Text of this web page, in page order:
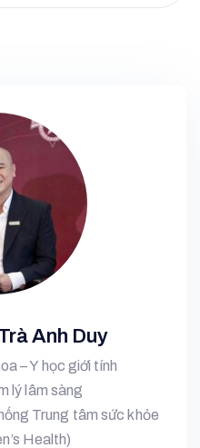
Anh Duy
– Y học giới tính
lý lâm sàng
Trung tâm sức khỏe
Health)